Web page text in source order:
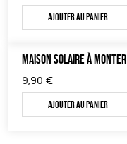
Ajouter au panier
MAISON SOLAIRE À MONTER
9,90 €
Ajouter au panier